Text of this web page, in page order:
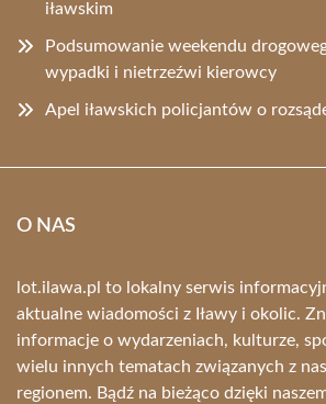
iławskim
Podsumowanie weekendu
wypadki i nietrzeźwi kierowcy
Apel iławskich policjantów o
O NAS
lot.ilawa.pl to lokalny serwis
aktualne wiadomości z Iławy i okolic.
informacje o wydarzeniach, kulturze,
wielu innych tematach związanych z
regionem. Bądź na bieżąco dzięki